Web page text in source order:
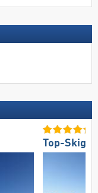
Top-